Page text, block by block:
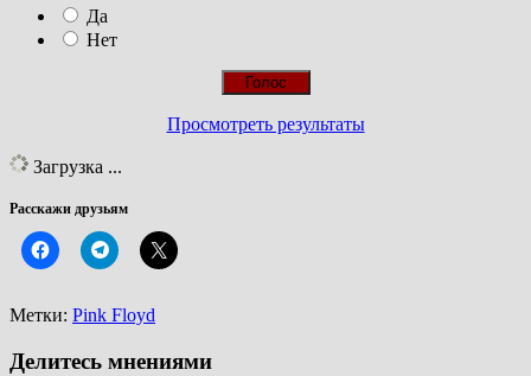
Да
Нет
Просмотреть результаты
Загрузка ...
Расскажи друзьям
Метки: Pink Floyd
Делитесь мнениями